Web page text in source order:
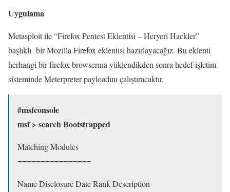
Uygulama
Metasploit ile “Firefox Pentest Eklentisi – Heryeri Hackler”
başlıklı bir Mozilla Firefox eklentisi hazırlayacağız. Bu eklenti
herhangi bir firefox browserına yüklendikden sonra hedef işletim
sisteminde Meterpreter payloadını çalıştıracaktır.
#msfconsole
msf > search Bootstrapped
Matching Modules
================
Name Disclosure Date Rank Description